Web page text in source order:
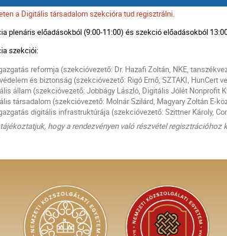
a Digitális társadalom szekcióra tud regisztrálni.
plenáris előadásokból (9:00-11:00) és szekció előadásokból
szekciói:
reformja (szekcióvezető: Dr. Hazafi Zoltán, NKE,
és biztonság (szekcióvezető: Rigó Ernő, SZTAKI, HunCert
állam (szekcióvezető: Jobbágy László, Digitális Jólét Nonprofit
társadalom (szekcióvezető: Molnár Szilárd, Magyary Zoltán E-
digitális infrastruktúrája (szekcióvezető: Szittner Károly,
hogy a rendezvényen való részvétel regisztrációhoz